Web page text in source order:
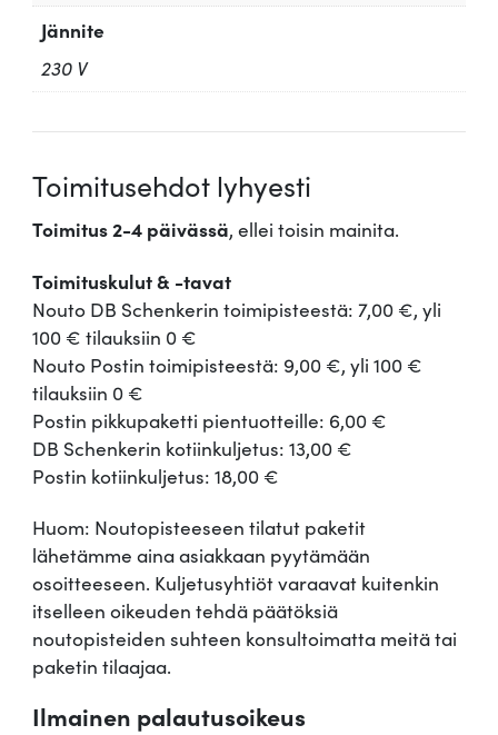
Jännite
230 V
Toimitusehdot lyhyesti
Toimitus 2-4 päivässä, ellei toisin mainita.
Toimituskulut & -tavat
Nouto DB Schenkerin toimipisteestä: 7,00 €, yli
100 € tilauksiin 0 €
Nouto Postin toimipisteestä: 9,00 €, yli 100 €
tilauksiin 0 €
Postin pikkupaketti pientuotteille: 6,00 €
DB Schenkerin kotiinkuljetus: 13,00 €
Postin kotiinkuljetus: 18,00 €
Huom: Noutopisteeseen tilatut paketit
lähetämme aina asiakkaan pyytämään
osoitteeseen. Kuljetusyhtiöt varaavat kuitenkin
itselleen oikeuden tehdä päätöksiä
noutopisteiden suhteen konsultoimatta meitä tai
paketin tilaajaa.
Ilmainen palautusoikeus